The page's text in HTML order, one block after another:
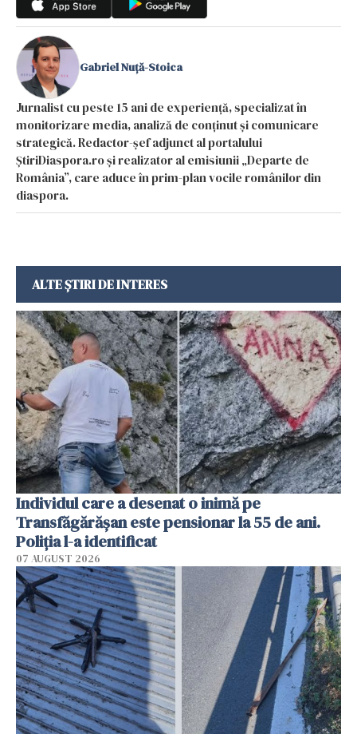
Gabriel Nuță-Stoica
Jurnalist cu peste 15 ani de experiență, specializat în
monitorizare media, analiză de conținut și comunicare
strategică. Redactor-șef adjunct al portalului
ȘtiriDiaspora.ro și realizator al emisiunii „Departe de
România”, care aduce în prim-plan vocile românilor din
diaspora.
ALTE ȘTIRI DE INTERES
Individul care a desenat o inimă pe
Transfăgărășan este pensionar la 55 de ani.
Poliția l-a identificat
07 AUGUST 2026